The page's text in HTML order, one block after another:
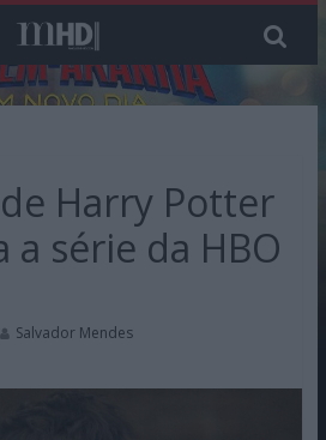
Harry Potter
a série da HBO
Salvador Mendes